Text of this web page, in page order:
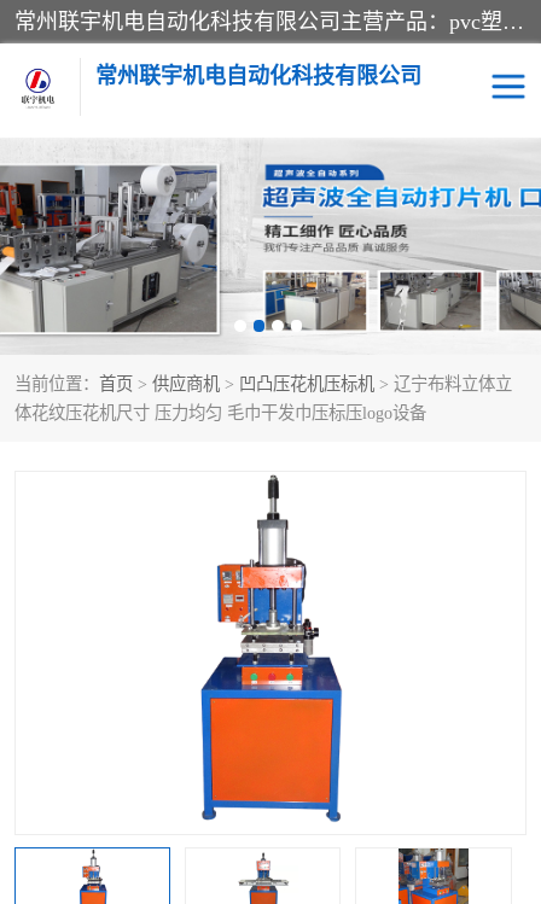
常州联宇机电自动化科技有限公司主营产品：pvc塑料焊机、高频热合机、软膜天花压边机、服装布料凹凸压花机、布料3d压印设备、服装植胶设备、超声波布料花边机、无纺布热合机、全自动压花机。
常州联宇机电自动化科技有限公司
当前位置： 首页 > 供应商机 > 凹凸压花机压标机 > 辽宁布料立体立
体花纹压花机尺寸 压力均匀 毛巾干发巾压标压logo设备
压花定型机以及压花模具 超声波热合机
高频热合机 超声波花边机
超声波复合压花机 凹凸压花机压标机
3040凹凸压花机 双头服装凹凸压花机
海绵产品成型机